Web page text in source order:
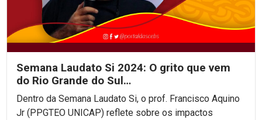
Semana Laudato Si 2024: O grito que vem
do Rio Grande do Sul…
Dentro da Semana Laudato Si, o prof. Francisco Aquino
Jr (PPGTEO UNICAP) reflete sobre os impactos